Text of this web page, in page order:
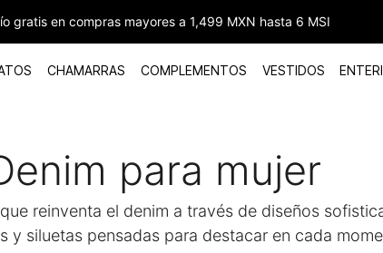
gratis en compras mayores a 1,499 MXN hasta 6 MSI
CHAMARRAS COMPLEMENTOS VESTIDOS
para mujer
reinventa el denim a través de diseños
y siluetas pensadas para destacar en cada